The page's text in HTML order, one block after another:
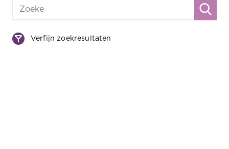
Verfijn zoekresultaten